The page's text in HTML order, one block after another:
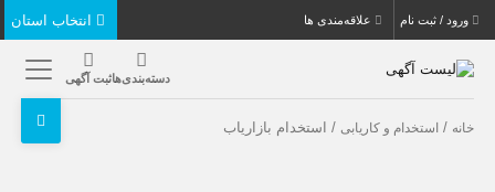
ورود / ثبت نام علاقه‌مندی ها
دسته‌بندی‌هاثبت آگهی
خانه / استخدام و کاریابی / استخدام بازاریاب